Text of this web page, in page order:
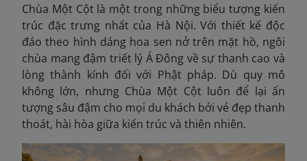
Chùa Một Cột là một trong những biểu tượng kiến
trúc đặc trưng nhất của Hà Nội. Với thiết kế độc
đáo theo hình dáng hoa sen nở trên mặt hồ, ngôi
chùa mang đậm triết lý Á Đông về sự thanh cao và
lòng thành kính đối với Phật pháp. Dù quy mô
không lớn, nhưng Chùa Một Cột luôn để lại ấn
tượng sâu đậm cho mọi du khách bởi vẻ đẹp thanh
thoát, hài hòa giữa kiến trúc và thiên nhiên.